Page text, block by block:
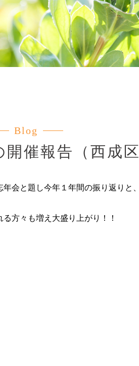
Blog
催報告（西成区
会と題し今年１年間の振り返りと
方々も増え大盛り上がり！！